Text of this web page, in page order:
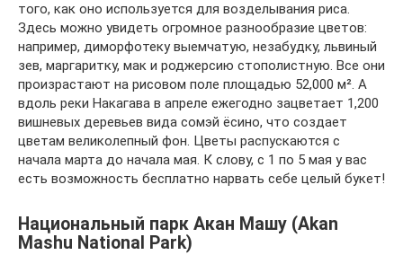
того, как оно используется для возделывания риса.
Здесь можно увидеть огромное разнообразие цветов:
например, диморфотеку выемчатую, незабудку, львиный
зев, маргаритку, мак и роджерсию стополистную. Все они
произрастают на рисовом поле площадью 52,000 м². А
вдоль реки Накагава в апреле ежегодно зацветает 1,200
вишневых деревьев вида сомэй ёсино, что создает
цветам великолепный фон. Цветы распускаются с
начала марта до начала мая. К слову, с 1 по 5 мая у вас
есть возможность бесплатно нарвать себе целый букет!
Национальный парк Акан Машу (Akan
Mashu National Park)